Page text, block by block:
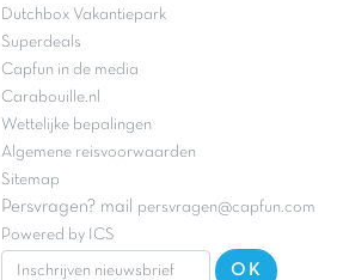
Dutchbox Vakantiepark
Superdeals
Capfun in de media
Carabouille.nl
Wettelijke bepalingen
Algemene reisvoorwaarden
Sitemap
Persvragen? mail
persvragen@capfun.com
Powered by ICS
OK